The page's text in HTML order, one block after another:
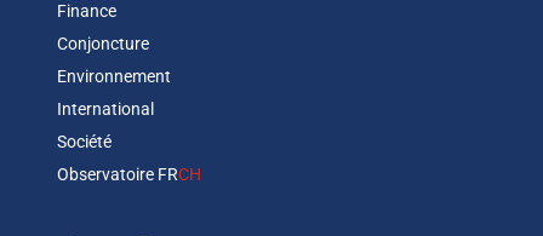
Finance
Conjoncture
Environnement
International
Société
Observatoire FRCH